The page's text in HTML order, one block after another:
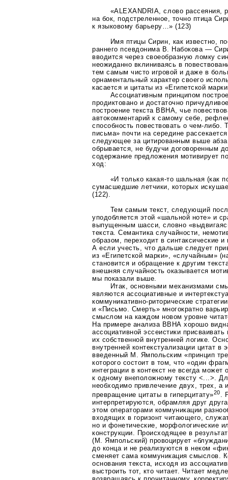
«ALEXANDRIA, слово рассеяния,
на бок, подстреленное, точно птица
к языковому барьеру…» (123)
Имя птицы Сирин, как известно,
раннего псевдонима В. Набокова —
вводится через своеобразную ломку
неожиданно вклиниваясь в
тем самым чисто игровой и даже в
орнаментальный характер своего
касается и цитаты из «Египетской
Ассоциативным принципом
продиктовано и достаточно
построение текста ВВНА, чье
автокомментарий к самому себе,
способность повествовать о чем-либо .
письма» почти на середине
следующее за цитированным выше
обрывается, не будучи договоренным
содержание предложения мотивирует
ход:
«И только какая-то шальная (как
сумасшедшие летчики, которых
(122).
Тем самым текст, следующий
уподобляется этой «шальной ноте» и
выпущенным шасси, словно
текста. Семантика случайности,
образом, переходит в синтаксические
А если учесть, что дальше следует
из «Египетской марки», «случайным»
становится и обращение к другим
внешняя случайность оказывается
мы показали выше.
Итак, основными механизмами
являются ассоциативные и
коммуникативно-риторические
и «Письмо. Смерть» многократно
смыслом на каждом новом уровне
На примере анализа ВВНА хорошо
ассоциативной эссеистики
их собственной внутренней логике.
внутренней контекстуализации цитат в
введенный М. Ямпольским «принцип
которого состоит в том, что «один
интеграции в контекст не всегда может
к одному внеположному тексту <...>.
необходимо привлечение двух, трех, а
превращение цитаты в гиперцитату»20.
интерпретируются, обрамляя друг
этом операторами коммуникации
входящих в горизонт читающего,
но и фонетические, морфологические
конструкции. Происходящее в
(М. Ямпольский) провоцирует
до конца и не реализуются в неком
сменяет сама коммуникация смыслов.
основания текста, исходя из
выстроить тот, кто читает. Читает